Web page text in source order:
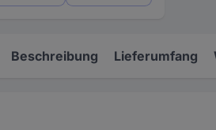
Beschreibung Lieferumfang